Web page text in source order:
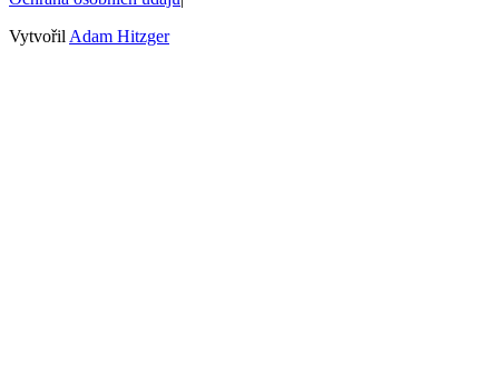
Vytvořil Adam Hitzger